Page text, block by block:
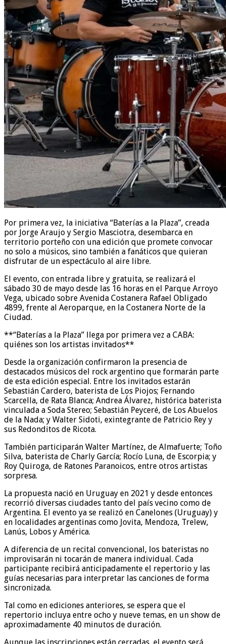
Por primera vez, la iniciativa “Baterías a la Plaza”, creada
por Jorge Araujo y Sergio Masciotra, desembarca en
territorio porteño con una edición que promete convocar
no solo a músicos, sino también a fanáticos que quieran
disfrutar de un espectáculo al aire libre.
El evento, con entrada libre y gratuita, se realizará el
sábado 30 de mayo desde las 16 horas en el Parque Arroyo
Vega, ubicado sobre Avenida Costanera Rafael Obligado
4899, frente al Aeroparque, en la Costanera Norte de la
Ciudad.
**“Baterías a la Plaza” llega por primera vez a CABA:
quiénes son los artistas invitados**
Desde la organización confirmaron la presencia de
destacados músicos del rock argentino que formarán parte
de esta edición especial. Entre los invitados estarán
Sebastián Cardero, baterista de Los Piojos; Fernando
Scarcella, de Rata Blanca; Andrea Álvarez, histórica baterista
vinculada a Soda Stereo; Sebastián Peyceré, de Los Abuelos
de la Nada; y Walter Sidoti, exintegrante de Patricio Rey y
sus Redonditos de Ricota.
También participarán Walter Martínez, de Almafuerte; Toño
Silva, baterista de Charly García; Rocío Luna, de Escorpia; y
Roy Quiroga, de Ratones Paranoicos, entre otros artistas
sorpresa.
La propuesta nació en Uruguay en 2021 y desde entonces
recorrió diversas ciudades tanto del país vecino como de
Argentina. El evento ya se realizó en Canelones (Uruguay) y
en localidades argentinas como Jovita, Mendoza, Trelew,
Lanús, Lobos y América.
A diferencia de un recital convencional, los bateristas no
improvisarán ni tocarán de manera individual. Cada
participante recibirá anticipadamente el repertorio y las
guías necesarias para interpretar las canciones de forma
sincronizada.
Tal como en ediciones anteriores, se espera que el
repertorio incluya entre ocho y nueve temas, en un show de
aproximadamente 40 minutos de duración.